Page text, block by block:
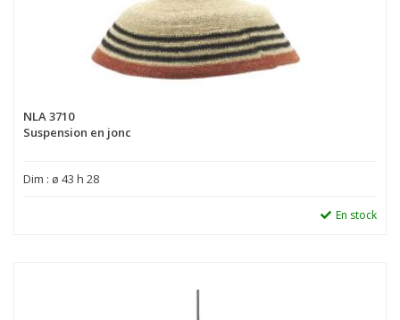
NLA 3710
Suspension en jonc
Dim : ø 43 h 28
En stock